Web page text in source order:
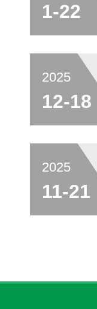
1-22
2025
12-18
2025
11-21